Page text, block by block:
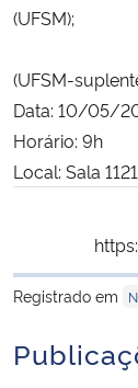
Banco Central do
Planalto
(UFSM);
Prof. Dr.
(UFSM-
Data: 10/05/
Horário: 9h
Local: Sala
Registrado em